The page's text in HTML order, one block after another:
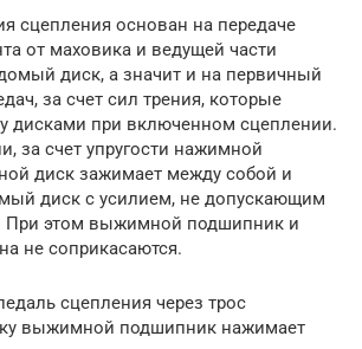
сцепления основан на передаче
от маховика и ведущей части
диск, а значит и на первичный
за счет сил трения, которые
дисками при включенном сцеплении.
за счет упругости нажимной
диск зажимает между собой и
диск с усилием, не допускающим
При этом выжимной подшипник и
не соприкасаются.
сцепления через трос
выжимной подшипник нажимает